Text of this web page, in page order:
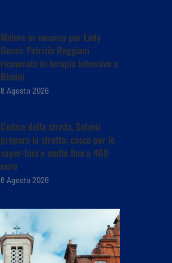
Malore in vacanza per Lady
Gucci: Patrizia Reggiani
ricoverata in terapia intensiva a
Rimini
8 Agosto 2026
Codice della strada, Salvini
prepara la stretta: casco per le
super-bici e multe fino a 400
euro
8 Agosto 2026